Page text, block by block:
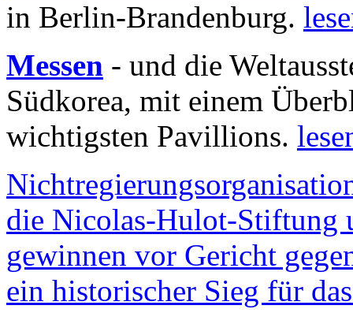
in Berlin-Brandenburg.
Messen - und die
Südkorea, mit einem
wichtigsten Pavillions.
die Nicolas-Hulot-Stiftung
gewinnen vor Gericht
ein historischer Sieg für